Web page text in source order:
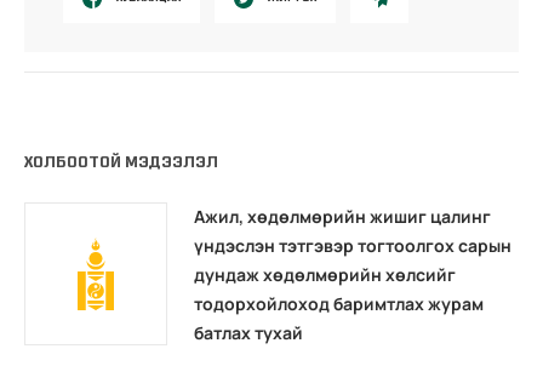
ХОЛБООТОЙ МЭДЭЭЛЭЛ
Ажил, хөдөлмөрийн жишиг цалинг
үндэслэн тэтгэвэр тогтоолгох сарын
дундаж хөдөлмөрийн хөлсийг
тодорхойлоход баримтлах журам
батлах тухай